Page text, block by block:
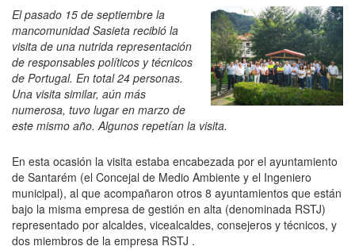
El pasado 15 de septiembre la
mancomunidad Sasieta recibió la
visita de una nutrida representación
de responsables políticos y técnicos
de Portugal. En total 24 personas.
Una visita similar, aún más
numerosa, tuvo lugar en marzo de
este mismo año. Algunos repetían la visita.
En esta ocasión la visita estaba encabezada por el ayuntamiento
de Santarém (el Concejal de Medio Ambiente y el Ingeniero
municipal), al que acompañaron otros 8 ayuntamientos que están
bajo la misma empresa de gestión en alta (denominada RSTJ)
representado por alcaldes, vicealcaldes, consejeros y técnicos, y
dos miembros de la empresa RSTJ .